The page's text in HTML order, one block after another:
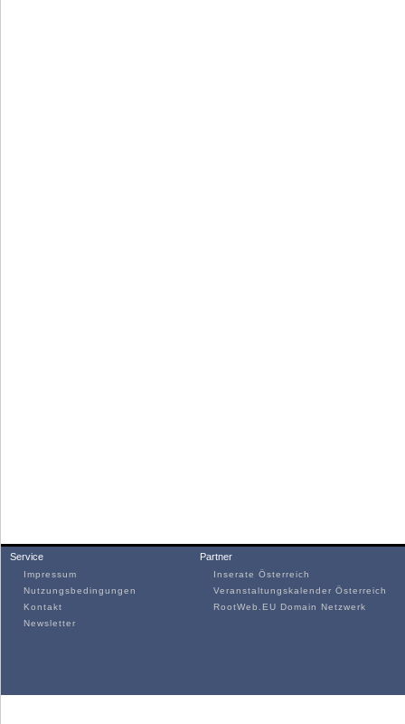
Service
Impressum
Nutzungsbedingungen
Kontakt
Newsletter
Partner
Inserate Österreich
Veranstaltungskalender Österreich
RootWeb.EU Domain Netzwerk